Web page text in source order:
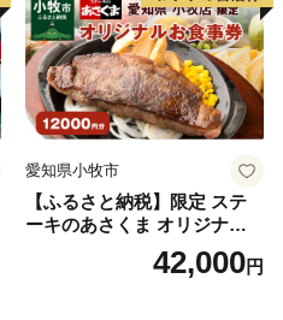
愛知県小牧市
【ふるさと納税】限定 ステ
ーキのあさくま オリジナル
お食事券 12000円 お好きなメ
ニュー 好きなだけ コーンス
42,000円